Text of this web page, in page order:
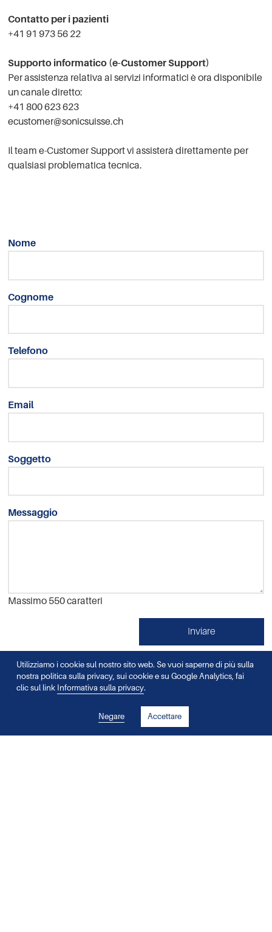
Contatto per i pazienti
+41 91 973 56 22
Supporto informatico (e-Customer Support)
Per assistenza relativa ai servizi informatici è ora disponibile
un canale diretto:
+41 800 623 623
ecustomer@sonicsuisse.ch
Il team e-Customer Support vi assisterà direttamente per
qualsiasi problematica tecnica.
Nome
Cognome
Telefono
Email
Soggetto
Messaggio
Massimo 550 caratteri
Utilizziamo i cookie sul nostro sito web. Se vuoi saperne di più sulla
nostra politica sulla privacy, sui cookie e su Google Analytics, fai
clic sul link Informativa sulla privacy.
Negare Accettare